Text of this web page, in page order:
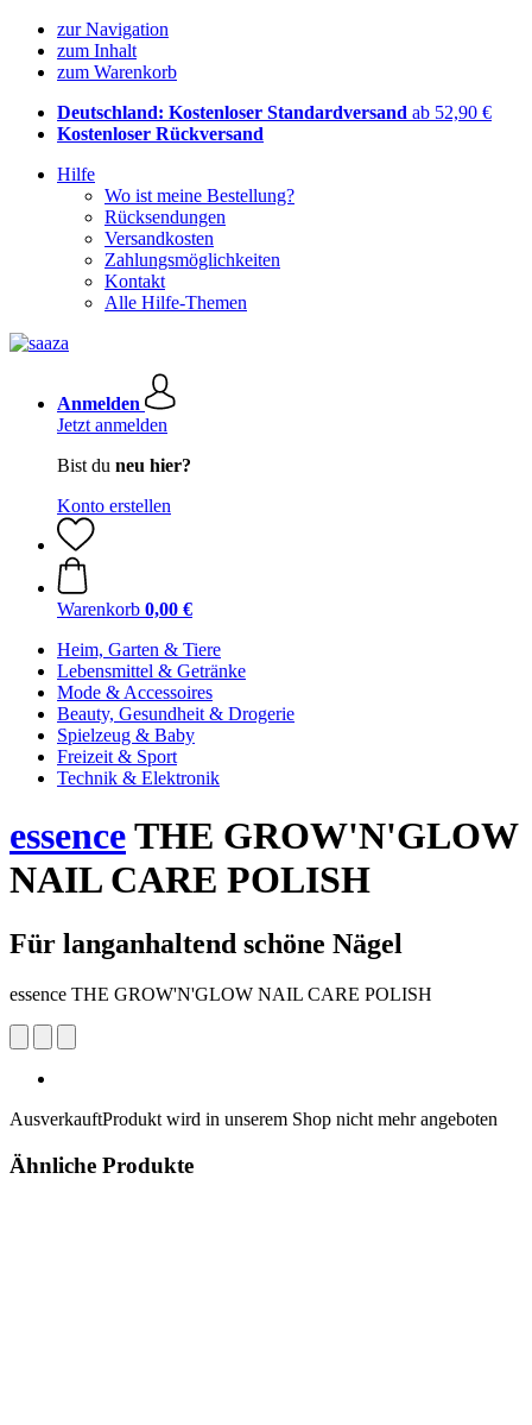
zur Navigation
zum Inhalt
zum Warenkorb
Deutschland: Kostenloser Standardversand ab 52,90 €
Kostenloser Rückversand
Hilfe
Wo ist meine Bestellung?
Rücksendungen
Versandkosten
Zahlungsmöglichkeiten
Kontakt
Alle Hilfe-Themen
Anmelden
Jetzt anmelden
Bist du neu hier?
Konto erstellen
Warenkorb 0,00 €
Heim, Garten & Tiere
Lebensmittel & Getränke
Mode & Accessoires
Beauty, Gesundheit & Drogerie
Spielzeug & Baby
Freizeit & Sport
Technik & Elektronik
essenceTHE GROW'N'GLOW
NAIL CARE POLISH
Für langanhaltend schöne Nägel
essence THE GROW'N'GLOW NAIL CARE POLISH
AusverkauftProdukt wird in unserem Shop nicht mehr angeboten
Ähnliche Produkte